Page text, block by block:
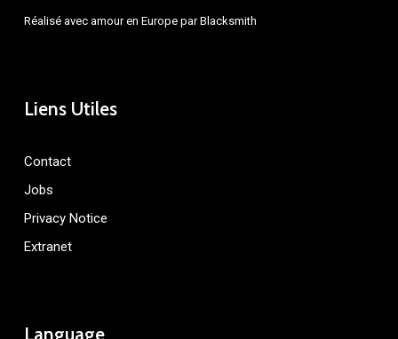
Réalisé avec amour en Europe parBlacksmith
Liens Utiles
Contact
Jobs
Privacy Notice
Extranet
Language